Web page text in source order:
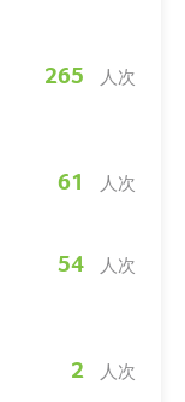
265 人次
61 人次
54 人次
2 人次